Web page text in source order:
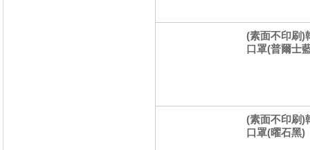
(素面不印刷)
口罩(普爾士
(素面不印刷)
口罩(曜石黑)